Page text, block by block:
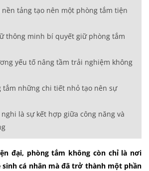
tảng tạo nên một phòng tắm tiện
thông minh bí quyết giữ phòng tắm
yếu tố nâng tầm trải nghiệm không
tắm những chi tiết nhỏ tạo nên sự
là sự kết hợp giữa công năng và
đại, phòng tắm không còn chỉ là nơi
sinh cá nhân mà đã trở thành một phần